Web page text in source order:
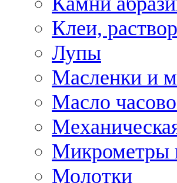
Клеи,
Лупы
Масленки и
Масло
Микрометры
Молотки